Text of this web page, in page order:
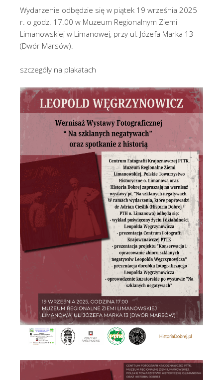
Wydarzenie odbędzie się w piątek 19 września 2025
r. o godz. 17.00 w Muzeum Regionalnym Ziemi
Limanowskiej w Limanowej, przy ul. Józefa Marka 13
(Dwór Marsów).
szczegóły na plakatach